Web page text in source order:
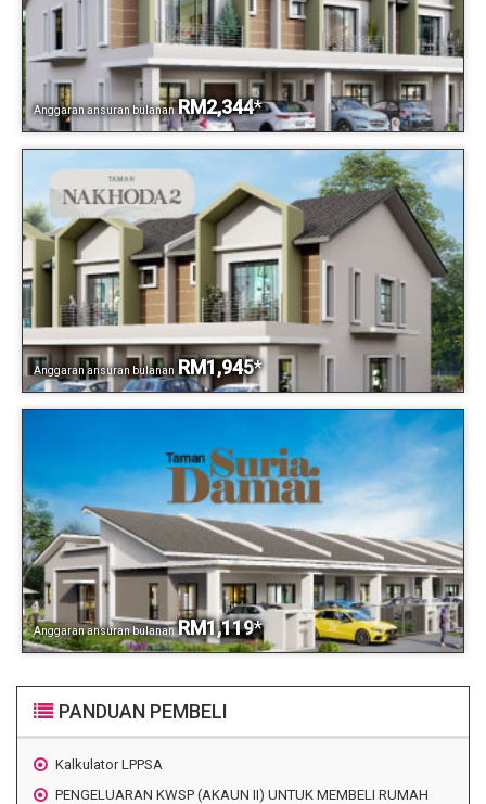
Anggaran ansuran bulanan RM2,344*
Anggaran ansuran bulanan RM1,945*
Anggaran ansuran bulanan RM1,119*
PANDUAN PEMBELI
Kalkulator LPPSA
PENGELUARAN KWSP (AKAUN II) UNTUK MEMBELI RUMAH